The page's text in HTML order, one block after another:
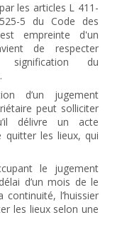
les articles L 411-
5 du Code des
empreinte d'un
de respecter
du
d’un jugement
peut solliciter
délivre un acte
quitter les lieux, qui
le jugement
d’un mois de le
l’huissier
les lieux selon une